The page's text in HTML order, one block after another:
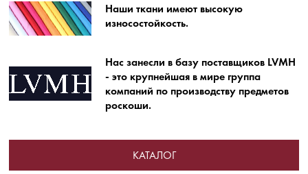
Наши ткани имеют высокую
износостойкость.
Нас занесли в базу поставщиков LVMH
- это крупнейшая в мире группа
компаний по производству предметов
роскоши.
КАТАЛОГ